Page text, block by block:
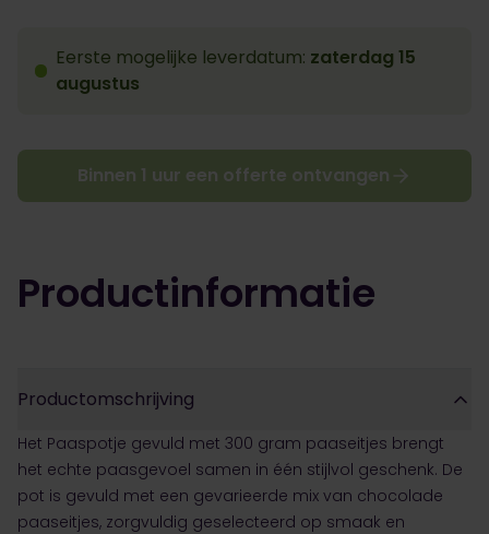
Eerste mogelijke leverdatum: zaterdag 15
augustus
Binnen 1 uur een offerte ontvangen
Productinformatie
Productomschrijving
Het Paaspotje gevuld met 300 gram paaseitjes brengt
het echte paasgevoel samen in één stijlvol geschenk. De
pot is gevuld met een gevarieerde mix van chocolade
paaseitjes, zorgvuldig geselecteerd op smaak en